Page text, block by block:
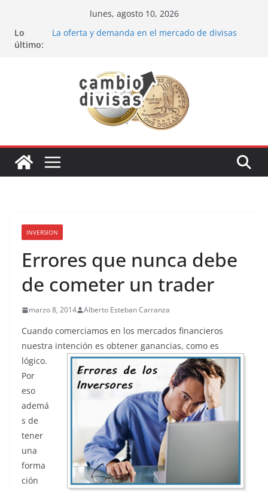
contenido
lunes, agosto 10, 2026
Lo
último:
Estrategia de los soldados Forex
Oportunidades de inversión en el sector petrolero
en 2024
Los bancos más recomendados para invertir en
INVERSION
Errores que nunca debe
de cometer un trader
marzo 8, 2014 Alberto Esteban Carranza
Cuando comerciamos en los mercados financieros
nuestra intención es obtener ganancias, como es
lógico.
Por
eso
ademá
s de
tener
una
forma
ción